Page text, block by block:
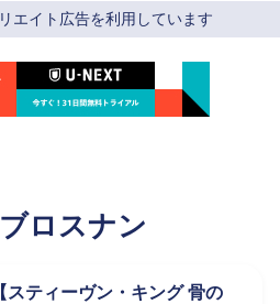
エイト広告を利用しています
ロスナン
【スティーヴン・キング 骨の